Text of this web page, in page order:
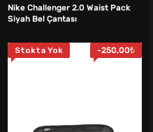
Nike Challenger 2.0 Waist Pack
Siyah Bel Çantası
Stokta Yok -250,00₺